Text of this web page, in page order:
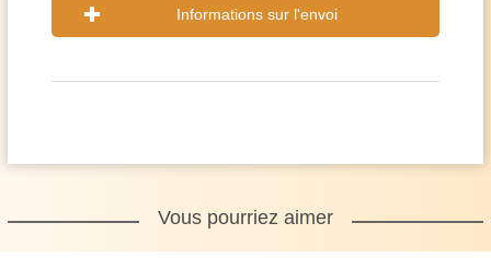
Informations sur l'envoi
Vous pourriez aimer